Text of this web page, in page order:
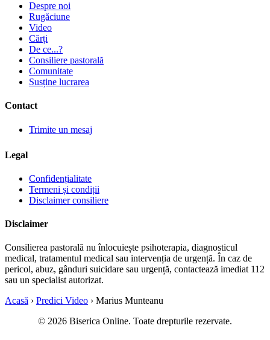
Despre noi
Rugăciune
Video
Cărți
De ce...?
Consiliere pastorală
Comunitate
Susține lucrarea
Contact
Trimite un mesaj
Legal
Confidențialitate
Termeni și condiții
Disclaimer consiliere
Disclaimer
Consilierea pastorală nu înlocuiește psihoterapia, diagnosticul
medical, tratamentul medical sau intervenția de urgență. În caz de
pericol, abuz, gânduri suicidare sau urgență, contactează imediat 112
sau un specialist autorizat.
Acasă › Predici Video › Marius Munteanu
© 2026 Biserica Online. Toate drepturile rezervate.